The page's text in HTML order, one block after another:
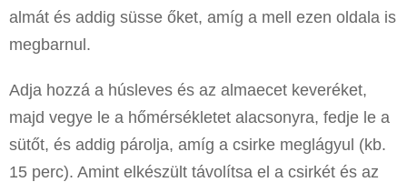
almát és addig süsse őket, amíg a mell ezen oldala is
megbarnul.
Adja hozzá a húsleves és az almaecet keveréket,
majd vegye le a hőmérsékletet alacsonyra, fedje le a
sütőt, és addig párolja, amíg a csirke meglágyul (kb.
15 perc). Amint elkészült távolítsa el a csirkét és az